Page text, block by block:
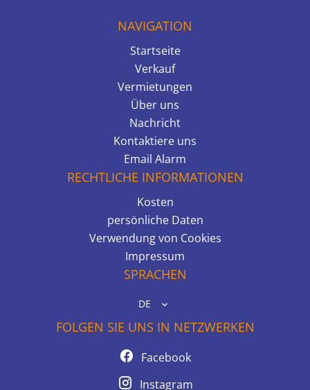
NAVIGATION
Startseite
Verkauf
Vermietungen
Über uns
Nachricht
Kontaktiere uns
Email Alarm
RECHTLICHE INFORMATIONEN
Kosten
persönliche Daten
Verwendung von Cookies
Impressum
SPRACHEN
DE
FOLGEN SIE UNS IN NETZWERKEN
Facebook
Instagram